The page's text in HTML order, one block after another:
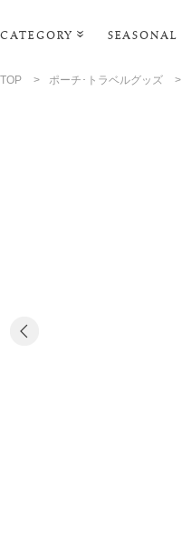
CATEGORY SEASONAL
TOP > ポーチ･トラベルグッズ >